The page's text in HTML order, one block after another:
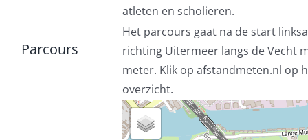
atleten en scholieren.
Parcours
Het parcours gaat na de start
richting Uitermeer langs de Vecht
meter. Klik op afstandmeten.nl op
overzicht.